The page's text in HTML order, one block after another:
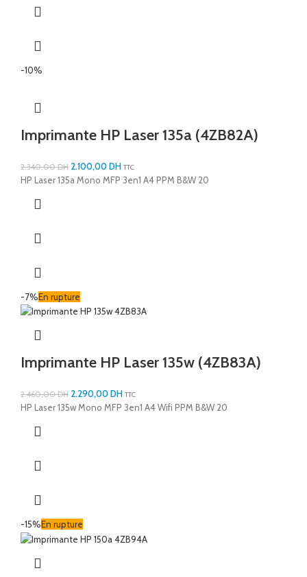
-10%
Imprimante HP Laser 135a (4ZB82A)
2.340,00DH 2.100,00DH TTC
HP Laser 135a Mono MFP 3en1 A4 PPM B&W 20
-7%En rupture
Imprimante HP Laser 135w (4ZB83A)
2.460,00DH 2.290,00DH TTC
HP Laser 135w Mono MFP 3en1 A4 Wifi PPM B&W 20
-15%En rupture